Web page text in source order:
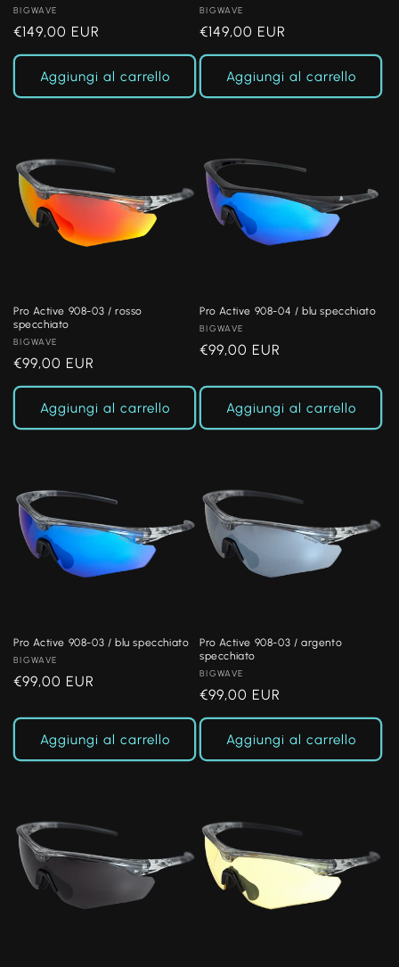
Produttore:
BIGWAVE
Prezzo
di
listino
€149,00 EUR
Aggiungi al carrello
Produttore:
BIGWAVE
Prezzo
di
listino
€149,00 EUR
Aggiungi al carrello
Pro Active 908-03 / rosso
specchiato
Produttore:
BIGWAVE
Prezzo
di
listino
€99,00 EUR
Aggiungi al carrello
Pro Active 908-04 / blu specchiato
Produttore:
BIGWAVE
Prezzo
listino
€99,00 EUR
Aggiungi al carrello
Pro Active 908-03 / blu specchiato
Produttore:
BIGWAVE
Prezzo
listino
€99,00 EUR
Aggiungi al carrello
Pro Active 908-03 / argento
specchiato
Produttore:
BIGWAVE
Prezzo
di
listino
€99,00 EUR
Aggiungi al carrello